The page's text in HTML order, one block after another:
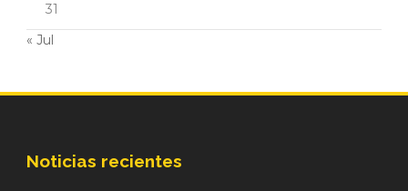
31
« Jul
Noticias recientes